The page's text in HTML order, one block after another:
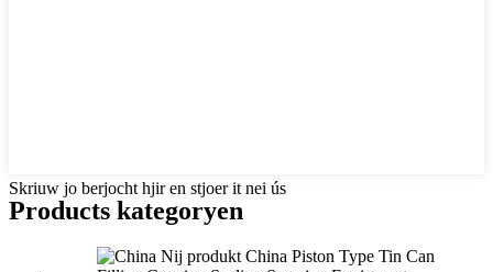
Skriuw jo berjocht hjir en stjoer it nei ús
Products kategoryen